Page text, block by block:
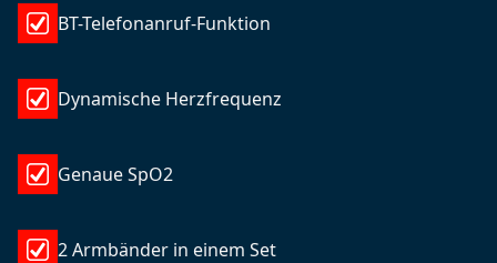
BT-Telefonanruf-Funktion
Dynamische Herzfrequenz
Genaue SpO2
2 Armbänder in einem Set